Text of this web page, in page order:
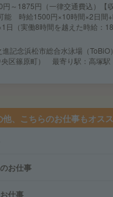
円～1875円（一律交通費込）【
能 時給1500円×10時間×2日間
日（実働8時間を越えた時給：
記念浜松市総合水泳場（ToBiO）
央区篠原町） 最寄り駅：高塚駅
他、こちらのお仕事もオス
お仕事
仕事